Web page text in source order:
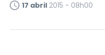
17 abril 2015 - 08h00